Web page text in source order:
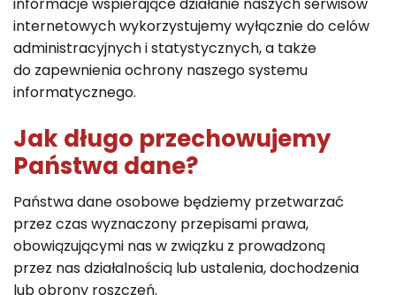
internetowych wykorzystujemy wyłącznie do celów
administracyjnych i statystycznych, a także
do zapewnienia ochrony naszego systemu
informatycznego.
Jak długo przechowujemy
Państwa dane?
Państwa dane osobowe będziemy przetwarzać
przez czas wyznaczony przepisami prawa,
obowiązującymi nas w związku z prowadzoną
przez nas działalnością lub ustalenia, dochodzenia
lub obrony roszczeń.